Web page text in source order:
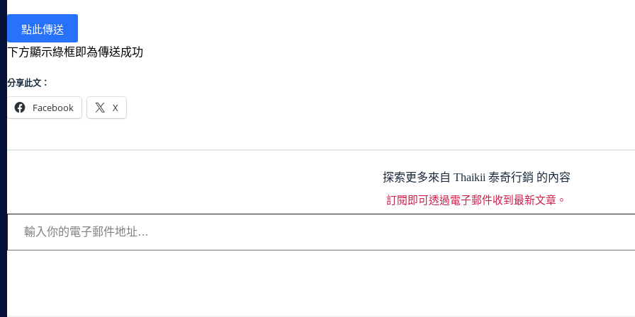
下方顯示綠框即為傳送成功
分享此文：
Facebook X
探索更多來自 Thaikii 泰奇行銷 的內容
訂閱即可透過電子郵件收到最新文章。
輸入你的電子郵件地址…